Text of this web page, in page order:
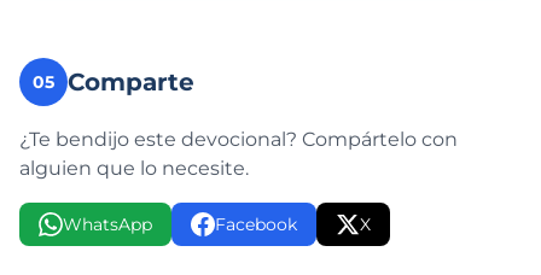
05 Comparte
¿Te bendijo este devocional? Compártelo con
alguien que lo necesite.
WhatsApp Facebook X